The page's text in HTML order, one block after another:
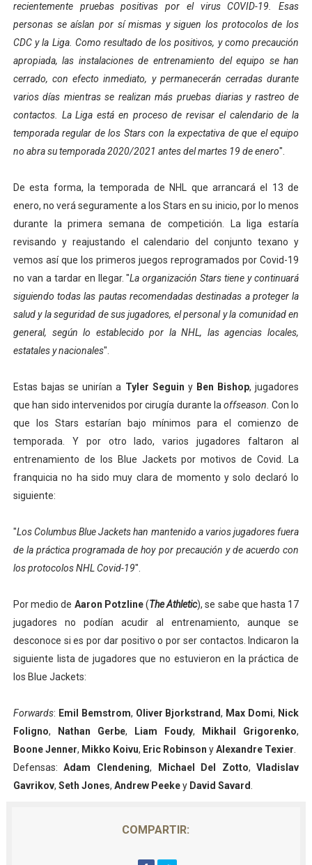
recientemente pruebas positivas por el virus COVID-19. Esas
personas se aíslan por sí mismas y siguen los protocolos de los
CDC y la Liga. Como resultado de los positivos, y como precaución
apropiada, las instalaciones de entrenamiento del equipo se han
cerrado, con efecto inmediato, y permanecerán cerradas durante
varios días mientras se realizan más pruebas diarias y rastreo de
contactos. La Liga está en proceso de revisar el calendario de la
temporada regular de los Stars con la expectativa de que el equipo
no abra su temporada 2020/2021 antes del martes 19 de enero".
De esta forma, la temporada de NHL que arrancará el 13 de
enero, no verá seguramente a los Stars en su inicio, por lo menos
durante la primera semana de competición. La liga estaría
revisando y reajustando el calendario del conjunto texano y
vemos así que los primeros juegos reprogramados por Covid-19
no van a tardar en llegar. "La organización Stars tiene y continuará
siguiendo todas las pautas recomendadas destinadas a proteger la
salud y la seguridad de sus jugadores, el personal y la comunidad en
general, según lo establecido por la NHL, las agencias locales,
estatales y nacionales".
Estas bajas se unirían a Tyler Seguin y Ben Bishop, jugadores
que han sido intervenidos por cirugía durante laoffseason . Con lo
que los Stars estarían bajo mínimos para el comienzo de
temporada. Y por otro lado, varios jugadores faltaron al
entrenamiento de los Blue Jackets por motivos de Covid. La
franquicia no ha sido muy clara de momento y solo declaró lo
siguiente:
"Los Columbus Blue Jackets han mantenido a varios jugadores fuera
de la práctica programada de hoy por precaución y de acuerdo con
los protocolos NHL Covid-19".
Por medio de Aaron Potzline(The Athletic), se sabe que hasta 17
jugadores no podían acudir al entrenamiento, aunque se
desconoce si es por dar positivo o por ser contactos. Indicaron la
siguiente lista de jugadores que no estuvieron en la práctica de
los Blue Jackets:
Forwards: Emil Bemstrom, Oliver Bjorkstrand, Max Domi, Nick
Foligno, Nathan Gerbe, Liam Foudy, Mikhail Grigorenko,
Boone Jenner, Mikko Koivu, Eric Robinson yAlexandre Texier
Defensas:Adam Clendening, Michael Del Zotto,Vladislav
Gavrikov, Seth Jones, Andrew Peekey David Savard
COMPARTIR: